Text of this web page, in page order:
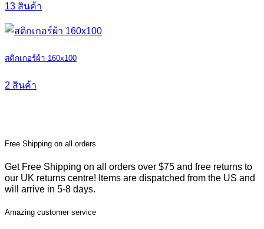
13 สินค้า
สติกเกอร์ผ้า 160x100
2 สินค้า
Free Shipping on all orders
Get Free Shipping on all orders over $75 and free returns to
our UK returns centre! Items are dispatched from the US and
will arrive in 5-8 days.
Amazing customer service